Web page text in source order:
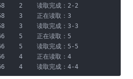
2    读取完成：2-2
3    正在读取：3
3    读取完成：3-3
5    正在读取：5
5    读取完成：5-5
4    正在读取：4
4    读取完成：4-4